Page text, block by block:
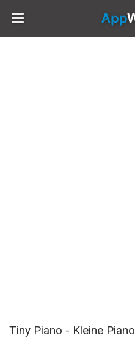
Tiny Piano - Kleine Piano